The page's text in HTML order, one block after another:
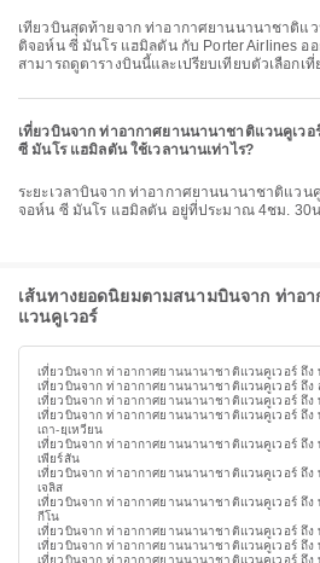
เที่ยวบินสุดท้ายจาก ท่าอากาศยานนานาชาติแวนคูเวอร์ ไปยัง สนามบินนานาชา
ติจอห์น ซี มันโร แฮมิลตัน กับ Porter Airlines อ
สามารถดูตารางบินนี้และเปรียบเทียบตัวเลือกเ
เที่ยวบินจาก ท่าอากาศยานนานาชาติแวนคูเว
ซี มันโร แฮมิลตัน ใช้เวลานานเท่าไร?
ระยะเวลาบินจาก ท่าอากาศยานนานาชาติแวนคูเวอร์ ไป สนามบินนานาชาติ
จอห์น ซี มันโร แฮมิลตัน อยู่ที่ประมาณ 4ชม. 30
เส้นทางยอดนิยมตามสนามบินจาก ท่าอ
แวนคูเวอร์
เที่ยวบินจาก ท่าอากาศยานนานาชาติแวนคูเวอร์ ถึ
เที่ยวบินจาก ท่าอากาศยานนานาชาติแวนคูเวอร์ ถึ
เที่ยวบินจาก ท่าอากาศยานนานาชาติแวนคูเวอร์ ถึ
เที่ยวบินจาก ท่าอากาศยานนานาชาติแวนคูเวอร์ ถึ
เถา-ยฺเหวียน
เที่ยวบินจาก ท่าอากาศยานนานาชาติแวนคูเวอร์ ถึ
เพียร์สัน
เที่ยวบินจาก ท่าอากาศยานนานาชาติแวนคูเวอร์ ถึ
เจลิส
เที่ยวบินจาก ท่าอากาศยานนานาชาติแวนคูเวอร์ ถึ
กีโน
เที่ยวบินจาก ท่าอากาศยานนานาชาติแวนคูเวอร์ ถึ
เที่ยวบินจาก ท่าอากาศยานนานาชาติแวนคูเวอร์ ถึ
เที่ยวบินจาก ท่าอากาศยานนานาชาติแวนคูเวอร์ ถึ